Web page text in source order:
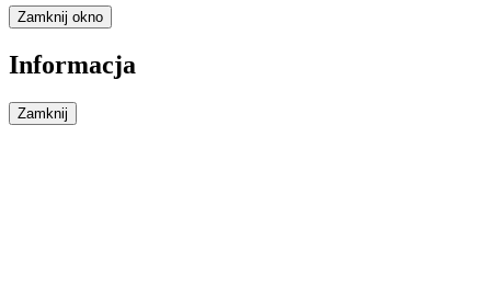
Zamknij okno
Informacja
Zamknij